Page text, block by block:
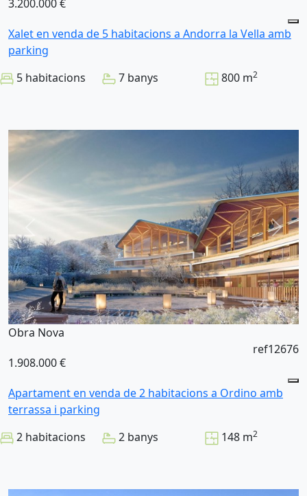
3.200.000 €
Xalet en venda de 5 habitacions a Andorra la Vella amb
parking
5 habitacions
7 banys 800 m2
Obra Nova
1.908.000 €
ref12676
Apartament en venda de 2 habitacions a Ordino amb
terrassa i parking
2 habitacions
2 banys 148 m2